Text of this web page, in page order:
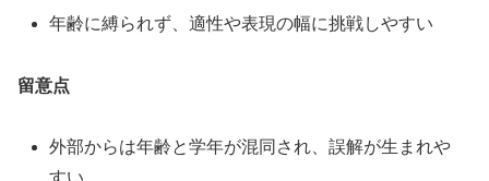
年齢に縛られず、適性や表現の幅に挑戦しやすい
留意点
外部からは年齢と学年が混同され、誤解が生まれや